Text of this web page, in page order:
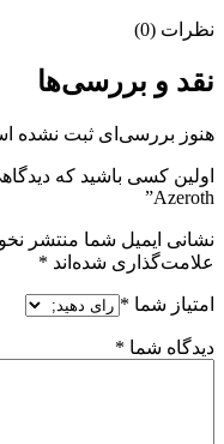
نظرات (0)
نقد و بررسی‌ها
هنوز بررسی‌ای ثبت نشده
Azeroth”
نشانی ایمیل شما منتشر
علامت‌گذاری شده‌اند *
امتیاز شما *
دیدگاه شما *